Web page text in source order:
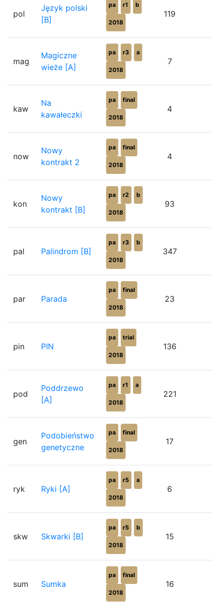
pol
Język polski
[B]
pa r1 b
2018
119
mag
Magiczne
wieże [A]
pa r3 a
2018
7
kaw
Na
kawałeczki
pa final
2018
4
now
Nowy
kontrakt 2
pa final
2018
4
kon
Nowy
kontrakt [B]
pa r2 b
2018
93
pal Palindrom [B]
pa r3 b
2018
347
par Parada
pa final
2018
23
pin PIN
pa trial
2018
136
pod
Poddrzewo
[A]
pa r1 a
2018
221
gen
Podobieństwo
genetyczne
pa final
2018
17
ryk Ryki [A]
pa r5 a
2018
6
skw Skwarki [B]
pa r5 b
2018
15
sum Sumka
pa final
2018
16